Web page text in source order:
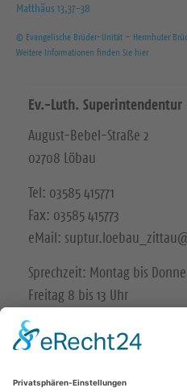
Matthäus 13,37-38
© Evangelische Brüder-Unität – Herrnhuter
Weitere Informationen finden Sie hier
Ev.-Luth. Superintendentur
August-Bebel-Straße 2
02708 Löbau
Tel: 03585 415771
Fax: 03585 415773
eMail:
Sprechzeit: Montag bis
Freitag 8 bis 13 Uhr